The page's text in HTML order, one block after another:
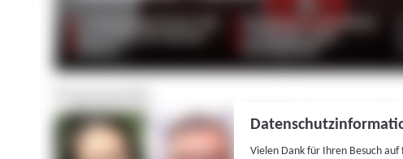
Vielen Dank für Ihren Besuch